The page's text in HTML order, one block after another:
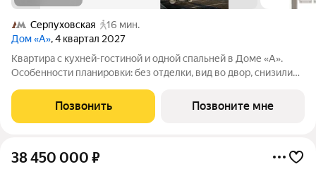
Серпуховская
16 мин.
Дом «А», 4 квартал 2027
Квартира с кухней-гостиной и одной спальней в Доме «А».
Особенности планировки: без отделки, вид во двор, снизили
застройщика Брусника располагается на границе с ЦАО, рядом
с метро Павелецкая. В
Позвонить Позвоните мне
38 450 000 ₽